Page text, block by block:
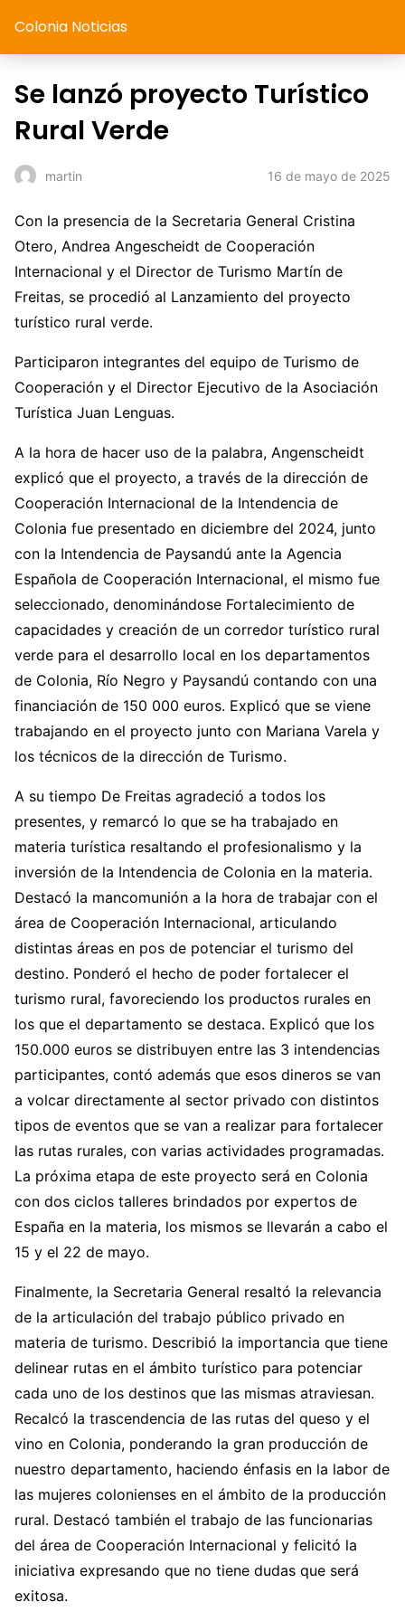
Colonia Noticias
Se lanzó proyecto Turístico
Rural Verde
martin 16 de mayo de 2025
Con la presencia de la Secretaria General Cristina
Otero, Andrea Angescheidt de Cooperación
Internacional y el Director de Turismo Martín de
Freitas, se procedió al Lanzamiento del proyecto
turístico rural verde.
Participaron integrantes del equipo de Turismo de
Cooperación y el Director Ejecutivo de la Asociación
Turística Juan Lenguas.
A la hora de hacer uso de la palabra, Angenscheidt
explicó que el proyecto, a través de la dirección de
Cooperación Internacional de la Intendencia de
Colonia fue presentado en diciembre del 2024, junto
con la Intendencia de Paysandú ante la Agencia
Española de Cooperación Internacional, el mismo fue
seleccionado, denominándose Fortalecimiento de
capacidades y creación de un corredor turístico rural
verde para el desarrollo local en los departamentos
de Colonia, Río Negro y Paysandú contando con una
financiación de 150 000 euros. Explicó que se viene
trabajando en el proyecto junto con Mariana Varela y
los técnicos de la dirección de Turismo.
A su tiempo De Freitas agradeció a todos los
presentes, y remarcó lo que se ha trabajado en
materia turística resaltando el profesionalismo y la
inversión de la Intendencia de Colonia en la materia.
Destacó la mancomunión a la hora de trabajar con el
área de Cooperación Internacional, articulando
distintas áreas en pos de potenciar el turismo del
destino. Ponderó el hecho de poder fortalecer el
turismo rural, favoreciendo los productos rurales en
los que el departamento se destaca. Explicó que los
150.000 euros se distribuyen entre las 3 intendencias
participantes, contó además que esos dineros se van
a volcar directamente al sector privado con distintos
tipos de eventos que se van a realizar para fortalecer
las rutas rurales, con varias actividades programadas.
La próxima etapa de este proyecto será en Colonia
con dos ciclos talleres brindados por expertos de
España en la materia, los mismos se llevarán a cabo el
15 y el 22 de mayo.
Finalmente, la Secretaria General resaltó la relevancia
de la articulación del trabajo público privado en
materia de turismo. Describió la importancia que tiene
delinear rutas en el ámbito turístico para potenciar
cada uno de los destinos que las mismas atraviesan.
Recalcó la trascendencia de las rutas del queso y el
vino en Colonia, ponderando la gran producción de
nuestro departamento, haciendo énfasis en la labor de
las mujeres colonienses en el ámbito de la producción
rural. Destacó también el trabajo de las funcionarias
del área de Cooperación Internacional y felicitó la
iniciativa expresando que no tiene dudas que será
exitosa.